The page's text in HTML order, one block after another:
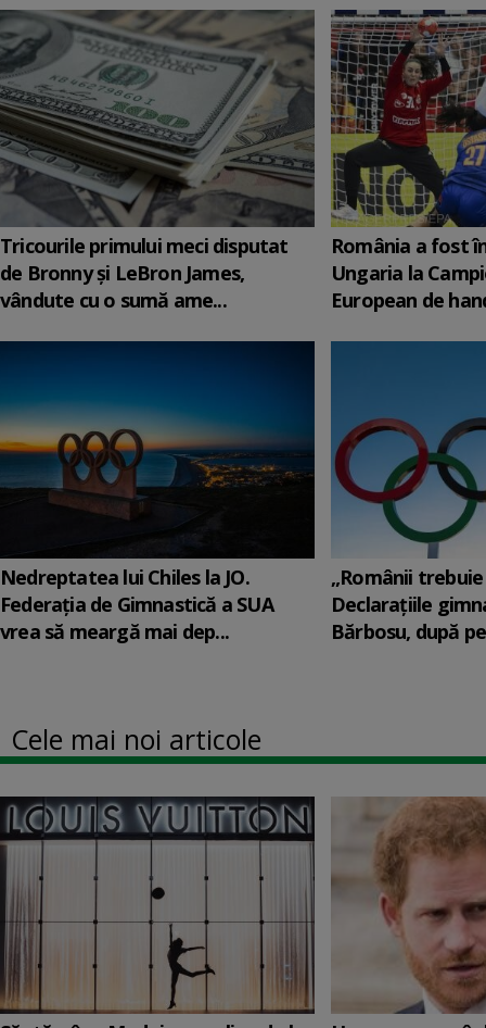
Tricourile primului meci disputat
de Bronny şi LeBron James,
vândute cu o sumă ame...
România a fost
Ungaria la
European de
Nedreptatea lui Chiles la JO.
Federația de Gimnastică a SUA
vrea să meargă mai dep...
„Românii trebuie
Declarațiile
Bărbosu, după
Cele mai noi articole